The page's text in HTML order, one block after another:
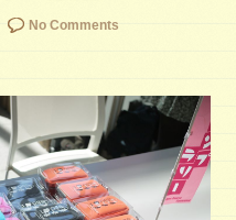
No Comments